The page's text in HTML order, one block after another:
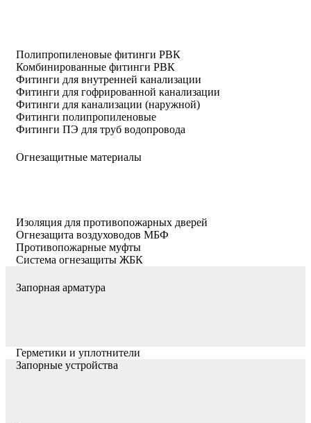
Полипропиленовые фитинги РВК
Комбинированные фитинги РВК
Фитинги для внутренней канализации
Фитинги для гофрированной канализации
Фитинги для канализации (наружной)
Фитинги полипропиленовые
Фитинги ПЭ для труб водопровода
Огнезащитные материалы
Изоляция для противопожарных дверей
Огнезащита воздуховодов МБФ
Противопожарные муфты
Система огнезащиты ЖБК
Запорная арматура
Герметики и уплотнители
Запорные устройства